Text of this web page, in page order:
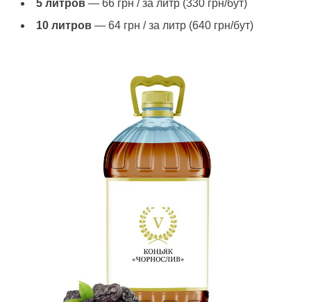
5 литров — 66 грн / за литр (330 грн/бут)
10 литров — 64 грн / за литр (640 грн/бут)